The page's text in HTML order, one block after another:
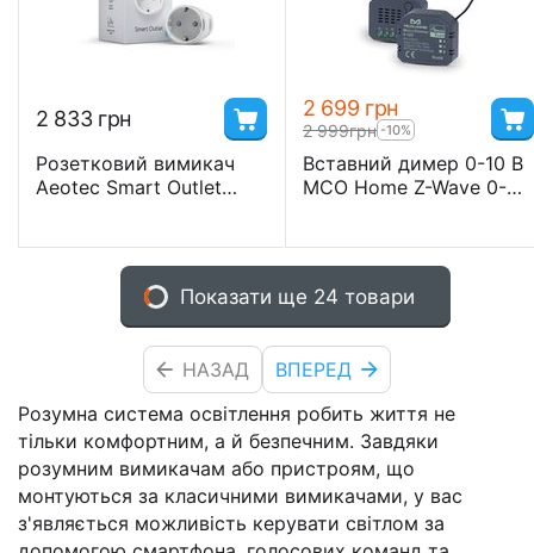
Розумна система освітлення робить життя не
тільки комфортним, а й безпечним. Завдяки
розумним вимикачам або пристроям, що
монтуються за класичними вимикачами, у вас
з'являється можливість керувати світлом за
2 833 грн
Розетковий вимикач
Aeotec Smart Outlet
2 699 грн
2 999грн -10%
Вставний димер 0-10 В
MCO Home Z-Wave 0-
Показати ще 24 товари
НАЗАД ВПЕРЕД